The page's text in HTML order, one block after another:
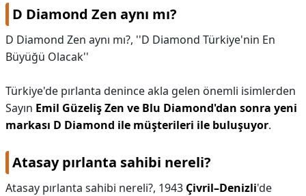
D Diamond Zen aynı mı?
D Diamond Zen aynı mı?, ''D Diamond Türkiye'nin En
Büyüğü Olacak''
Türkiye'de pırlanta denince akla gelen önemli isimlerden
Sayın Emil Güzeliş Zen ve Blu Diamond'dan sonra yeni
markası D Diamond ile müşterileri ile buluşuyor.
Atasay pırlanta sahibi nereli?
Atasay pırlanta sahibi nereli?, 1943 Çivril–Denizli'de